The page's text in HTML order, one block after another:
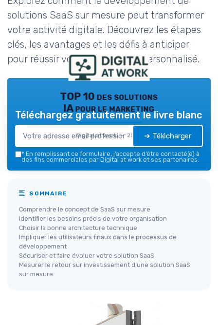
solutions SaaS sur mesure peut transformer
votre activité digitale. Découvrez les étapes
clés, les avantages et les défis à anticiper
pour réussir votre projet SaaS personnalisé.
TOP 10 des solutions
IA pour le marketing
Digital at work — 2026
Téléchargez gratuitement le livre blanc
➔ Télécharger
* En remplissant ce formulaire, j’accepte d’être contacté(e) à
des fins commerciales par Digital at work et ses partenaires.
SOMMAIRE
Comprendre le concept de SaaS sur mesure
Identifier les besoins précis de votre organisation
Choisir la bonne architecture technique
Impliquer les utilisateurs finaux dans le processus de
développement
Sécuriser et faire évoluer votre solution SaaS
Mesurer le retour sur investissement d’une solution SaaS
sur mesure